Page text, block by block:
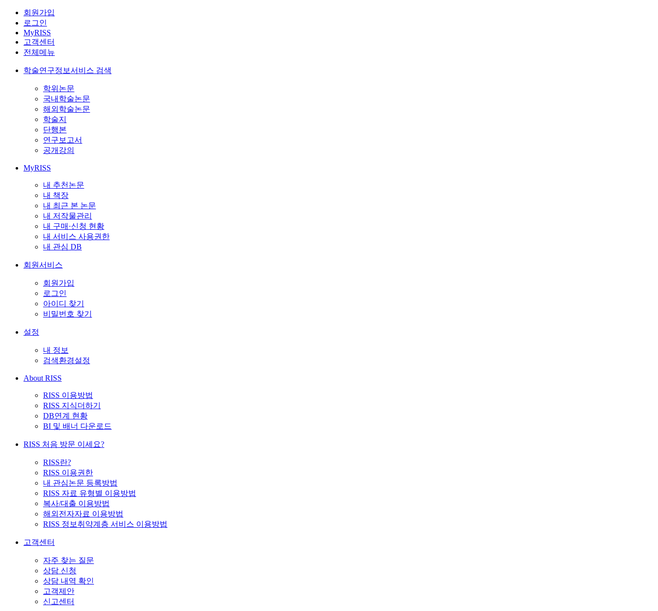
회원가입
로그인
MyRISS
고객센터
전체메뉴
학술연구정보서비스 검색
학위논문
국내학술논문
해외학술논문
학술지
단행본
연구보고서
공개강의
MyRISS
내 추천논문
내 책장
내 최근 본 논문
내 저작물관리
내 구매·신청 현황
내 서비스 사용권한
내 관심 DB
회원서비스
회원가입
로그인
아이디 찾기
비밀번호 찾기
설정
내 정보
검색환경설정
About RISS
RISS 이용방법
RISS 지식더하기
DB연계 현황
BI 및 배너 다운로드
RISS 처음 방문 이세요?
RISS란?
RISS 이용권한
내 관심논문 등록방법
RISS 자료 유형별 이용방법
복사/대출 이용방법
해외전자자료 이용방법
RISS 정보취약계층 서비스 이용방법
고객센터
자주 찾는 질문
상담 신청
상담 내역 확인
고객제안
신고센터